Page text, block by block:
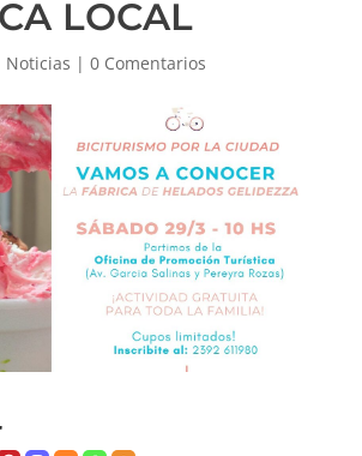
LOCAL
Noticias | 0 Comentarios